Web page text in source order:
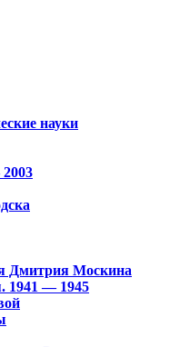
науки
Дмитрия Москина
1941 — 1945